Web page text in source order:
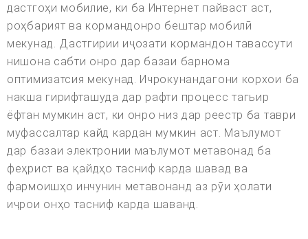
дастгоҳи мобилие, ки ба Интернет пайваст аст,
роҳбарият ва кормандонро бештар мобилӣ
мекунад. Дастгирии иҷозати кормандон тавассути
нишона сабти онро дар базаи барнома
оптимизатсия мекунад. Ичрокунандагони корхои ба
накша гирифташуда дар рафти процесс тагьир
ёфтан мумкин аст, ки онро низ дар реестр ба таври
муфассалтар кайд кардан мумкин аст. Маълумот
дар базаи электронии маълумот метавонад ба
феҳрист ва қайдҳо тасниф карда шавад ва
фармоишҳо инчунин метавонанд аз рӯи ҳолати
иҷрои онҳо тасниф карда шаванд.